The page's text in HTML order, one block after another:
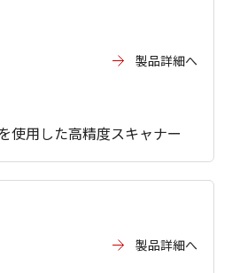
製品詳細へ
使用した高精度スキャナー
製品詳細へ